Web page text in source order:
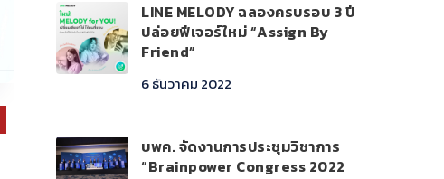
LINE MELODY ฉลองครบรอบ 3 ปี
ปล่อยฟีเจอร์ใหม่ “Assign By
Friend”
6 ธันวาคม 2022
บพค. จัดงานการประชุมวิชาการ
“Brainpower Congress 2022